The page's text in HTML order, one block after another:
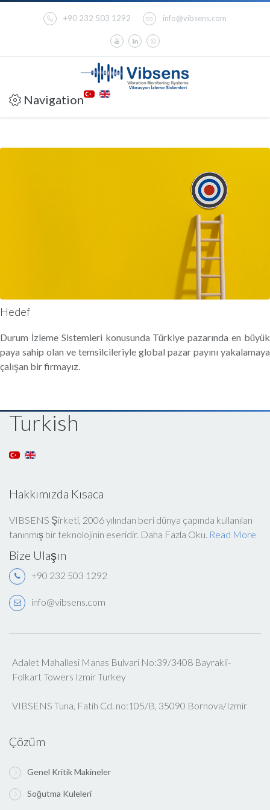
+90 232 503 1292 info@vibsens.com
Navigation
Hedef
Durum İzleme Sistemleri konusunda Türkiye pazarında en büyük
paya sahip olan ve temsilcileriyle global pazar payını yakalamaya
çalışan bir firmayız.
Turkish
Hakkımızda Kısaca
VIBSENS Şirketi, 2006 yılından beri dünya çapında kullanılan
tanınmış bir teknolojinin eseridir. Daha Fazla Oku. Read More
Bize Ulaşın
+90 232 503 1292
info@vibsens.com
Adalet Mahallesi Manas Bulvari No:39/3408 Bayrakli-
Folkart Towers Izmir Turkey
VIBSENS Tuna, Fatih Cd. no:105/B, 35090 Bornova/Izmir
Çözüm
Genel Kritik Makineler
Soğutma Kuleleri